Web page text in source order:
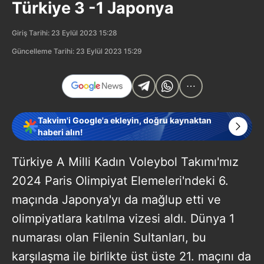
Türkiye 3 -1 Japonya
Giriş Tarihi: 23 Eylül 2023 15:28
Güncelleme Tarihi: 23 Eylül 2023 15:29
Takvim'i Google'a ekleyin, doğru kaynaktan
haberi alın!
Türkiye A Milli Kadın Voleybol Takımı'mız
2024 Paris Olimpiyat Elemeleri'ndeki 6.
maçında Japonya'yı da mağlup etti ve
olimpiyatlara katılma vizesi aldı. Dünya 1
numarası olan Filenin Sultanları, bu
karşılaşma ile birlikte üst üste 21. maçını da